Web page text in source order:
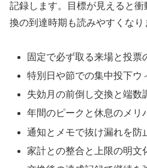
記録します。目標が見えると
換の到達時期も読みやすくなり
固定で必ず取る来場と投票
特別日や節での集中投下ウ
失効月の前倒し交換と端数
年間のピークと休息のメリ
通知とメモで抜け漏れを防
家計との整合と上限の明文